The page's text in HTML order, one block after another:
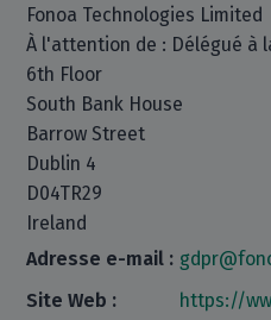
Fonoa Technologies Limited
À l'attention de : Délégué à
6th Floor
South Bank House
Barrow Street
Dublin 4
D04TR29
Ireland
Adresse e-mail :
Site Web :
https://